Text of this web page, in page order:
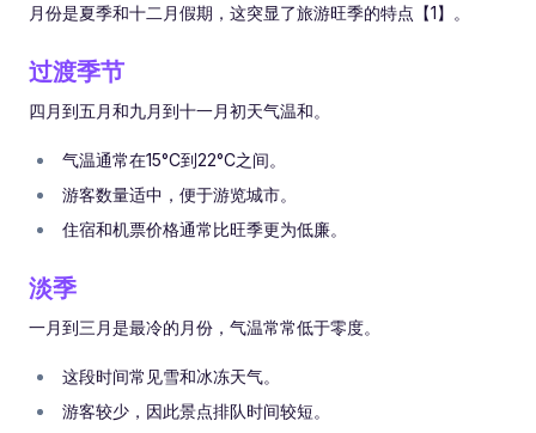
月份是夏季和十二月假期，这突显了旅游旺季的特点【1】。
过渡季节
四月到五月和九月到十一月初天气温和。
气温通常在15°C到22°C之间。
游客数量适中，便于游览城市。
住宿和机票价格通常比旺季更为低廉。
淡季
一月到三月是最冷的月份，气温常常低于零度。
这段时间常见雪和冰冻天气。
游客较少，因此景点排队时间较短。